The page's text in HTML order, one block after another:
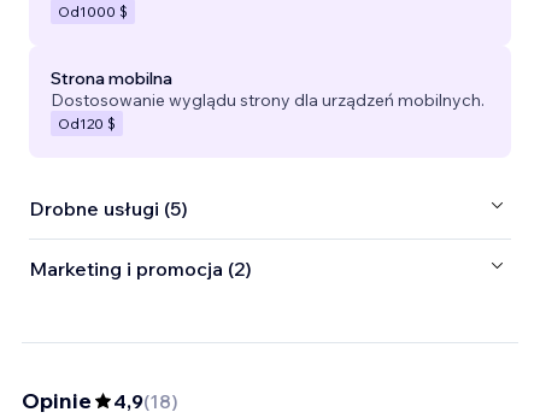
Od1000 $
Strona mobilna
Dostosowanie wyglądu strony dla urządzeń mobilnych.
Od120 $
Drobne usługi (5)
Marketing i promocja (2)
Opinie 4,9(18)